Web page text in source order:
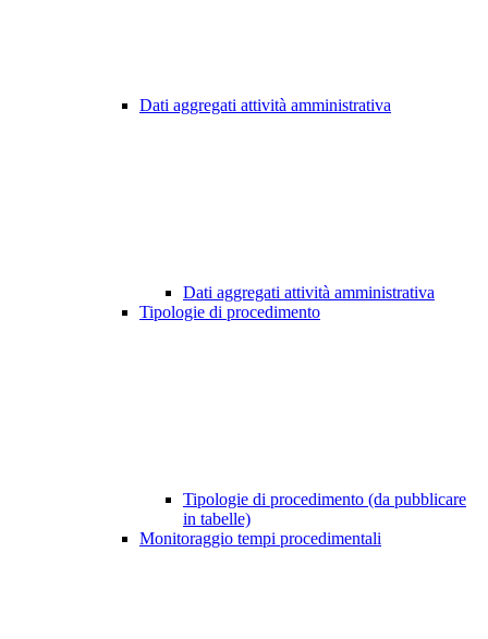
Dati aggregati attività amministrativa
Dati aggregati attività amministrativa
Tipologie di procedimento
Tipologie di procedimento (da pubblicare
in tabelle)
Monitoraggio tempi procedimentali